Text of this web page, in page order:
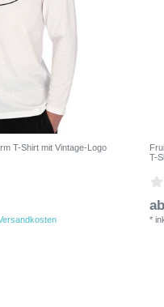
T-Shirt mit Vintage-Logo
T-
*